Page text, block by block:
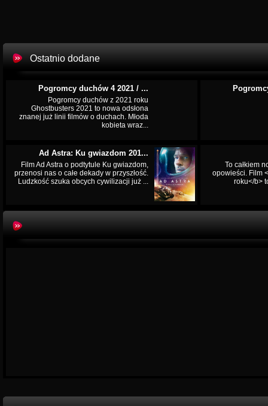
Ostatnio dodane
Pogromcy duchów 4 2021 / ...
Pogromcy duchów z 2021 roku
Ghostbusters 2021 to nowa odsłona
znanej już linii filmów o duchach. Młoda
kobieta wraz...
Ad Astra: Ku gwiazdom 201...
Film Ad Astra o podtytule Ku gwiazdom,
przenosi nas o całe dekady w przyszłość.
Ludzkość szuka obcych cywilizacji już ...
To całkiem
opowieści. Film
roku</b>